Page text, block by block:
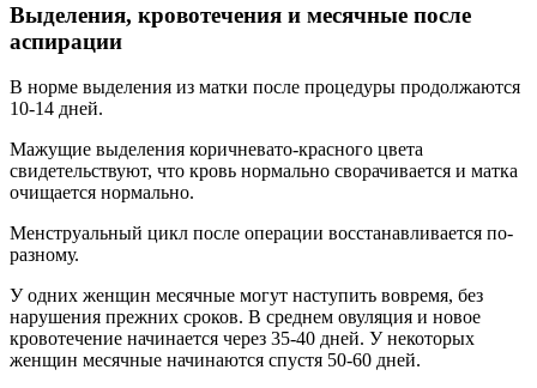
Выделения, кровотечения и месячные после
аспирации
В норме выделения из матки после процедуры продолжаются
10-14 дней.
Мажущие выделения коричневато-красного цвета
свидетельствуют, что кровь нормально сворачивается и матка
очищается нормально.
Менструальный цикл после операции восстанавливается по-
разному.
У одних женщин месячные могут наступить вовремя, без
нарушения прежних сроков. В среднем овуляция и новое
кровотечение начинается через 35-40 дней. У некоторых
женщин месячные начинаются спустя 50-60 дней.